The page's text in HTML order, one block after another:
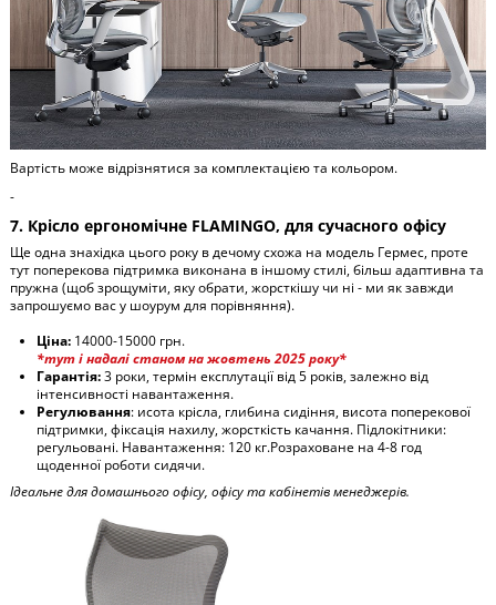
Вартість може відрізнятися за комплектацією та кольором.
-
7. Крісло ергономічне FLAMINGO, для сучасного офісу
Ще одна знахідка цього року в дечому схожа на модель Гермес, проте
тут поперекова підтримка виконана в іншому стилі, більш адаптивна та
пружна (щоб зрощуміти, яку обрати, жорсткішу чи ні - ми як завжди
запрошуємо вас у шоурум для порівняння).
Ціна: 14000-15000 грн.
*тут і надалі станом на жовтень 2025 року*
Гарантія:3 роки, термін експлутації від 5 років, залежно від
інтенсивності навантаження.
Регулювання: исота крісла, глибина сидіння, висота поперекової
підтримки, фіксація нахилу, жорсткість качання. Підлокітники:
регульовані. Навантаження: 120 кг.Розраховане на 4-8 год
щоденної роботи сидячи.
Ідеальне для домашнього офісу, офісу та кабінетів менеджерів.